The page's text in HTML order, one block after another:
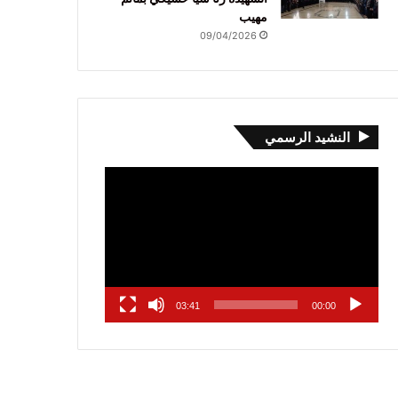
مهيب
09/04/2026
النشيد الرسمي
00:00
03:41